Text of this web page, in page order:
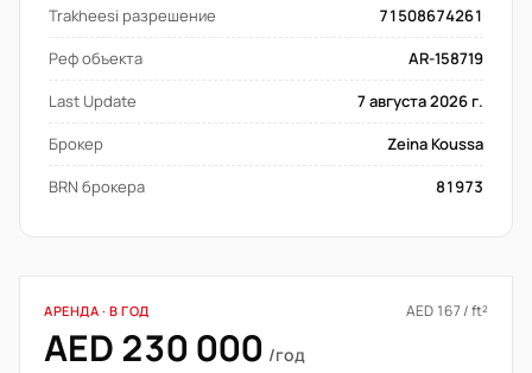
Trakheesi разрешение
71508674261
Реф объекта
AR-158719
Last Update
7 августа 2026 г.
Брокер
Zeina Koussa
BRN брокера
81973
АРЕНДА · В ГОД AED 167 / ft²
AED 230 000 /год